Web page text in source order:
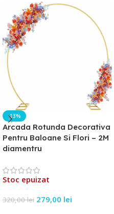
-13%
Arcada Rotunda Decorativa
Pentru Baloane Si Flori – 2M
diamentru
Stoc epuizat
320,00lei 279,00 lei